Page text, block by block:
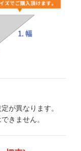
が異なります。
きません。